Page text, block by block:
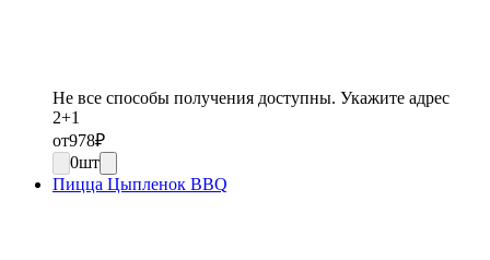
Не все способы получения доступны. Укажите адрес
2+1
от978₽
0шт
Пицца Цыпленок BBQ